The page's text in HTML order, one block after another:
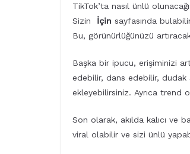
TikTok’ta nasıl ünlü
Sizin İçin sayfasında
Bu, görünürlüğünüzü
Başka bir ipucu, erişiminizi
edebilir, dans edebilir, dudak
ekleyebilirsiniz. Ayrıca trend
Son olarak, akılda kalıcı ve
viral olabilir ve sizi ünlü